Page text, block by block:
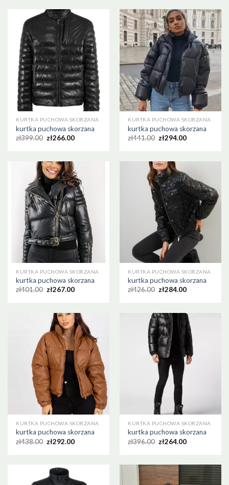
KURTKA PUCHOWA SKORZANA
kurtka puchowa skorzana
zł399.00 zł266.00
KURTKA PUCHOWA SKORZANA
kurtka puchowa skorzana
zł441.00 zł294.00
KURTKA PUCHOWA SKORZANA
kurtka puchowa skorzana
zł401.00 zł267.00
KURTKA PUCHOWA SKORZANA
kurtka puchowa skorzana
zł426.00 zł284.00
KURTKA PUCHOWA SKORZANA
kurtka puchowa skorzana
zł438.00 zł292.00
KURTKA PUCHOWA SKORZANA
kurtka puchowa skorzana
zł396.00 zł264.00